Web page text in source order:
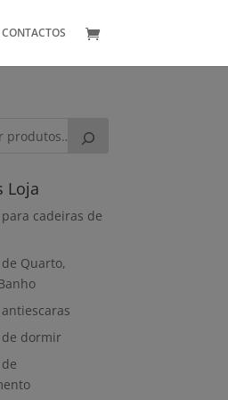
CONTACTOS
Loja
cadeiras de
Quarto,
dormir